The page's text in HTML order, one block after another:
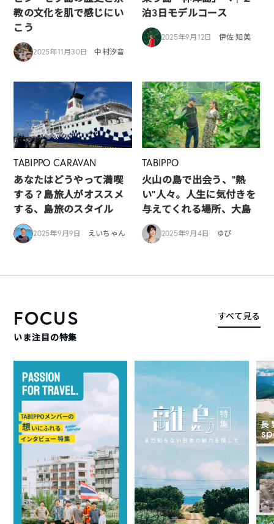
教の文化を肌で感じにい
こう
2025年11月30日 中村汐音
泊3日モデルコース
2025年9月12日 伊佐 知美
TABIPPO CARAVAN
あなたはどうやって満喫
する？島旅人がオススメ
する、島旅のスタイル
2025年9月9日 えいちゃん
TABIPPO
火山の島で出会う、“熱
い“人々。人生に気付きを
与えてくれる場所、大島
2025年9月4日 ゆぴ
FOCUS
いま注目の特集
すべて見る